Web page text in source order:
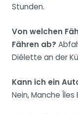
Stunden.
Von welchen
Fähren ab?
Diélette an der
Kann ich ein
Nein, Manche